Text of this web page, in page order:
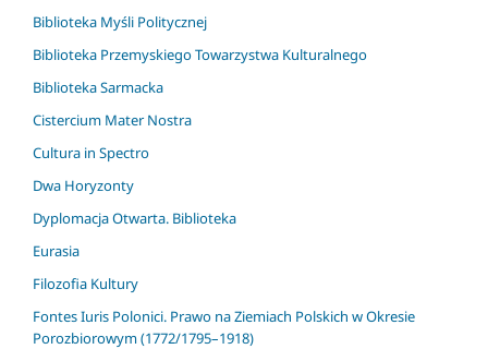
Biblioteka Myśli Politycznej
Biblioteka Przemyskiego Towarzystwa Kulturalnego
Biblioteka Sarmacka
Cistercium Mater Nostra
Cultura in Spectro
Dwa Horyzonty
Dyplomacja Otwarta. Biblioteka
Eurasia
Filozofia Kultury
Fontes Iuris Polonici. Prawo na Ziemiach Polskich w Okresie
Porozbiorowym (1772/1795–1918)